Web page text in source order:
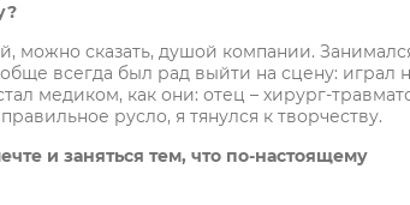
можно сказать, душой компании.
всегда был рад выйти на сцену: играл
медиком, как они: отец – хирург-
русло, я тянулся к творчеству.
и заняться тем, что по-настоящему